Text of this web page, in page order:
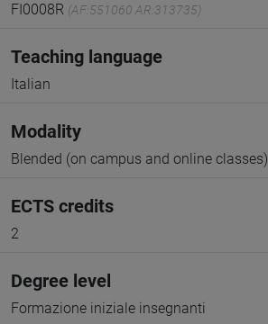
FI0008R (AF:551060 AR:313735)
Teaching language
Italian
Modality
Blended (on campus and online classes)
ECTS credits
2
Degree level
Formazione iniziale insegnanti